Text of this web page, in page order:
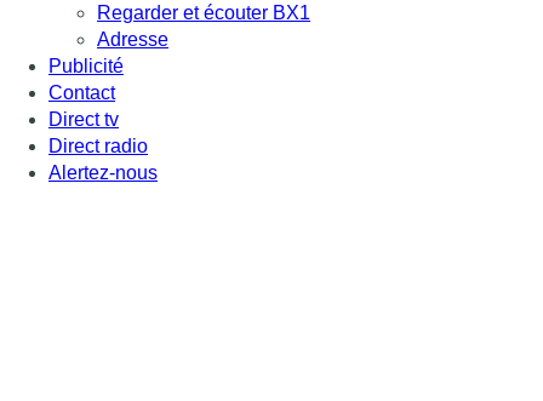
Regarder et écouter BX1
Adresse
Publicité
Contact
Direct tv
Direct radio
Alertez-nous